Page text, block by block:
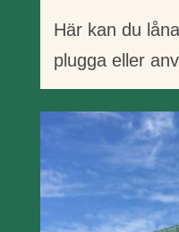
Här kan du
plugga eller